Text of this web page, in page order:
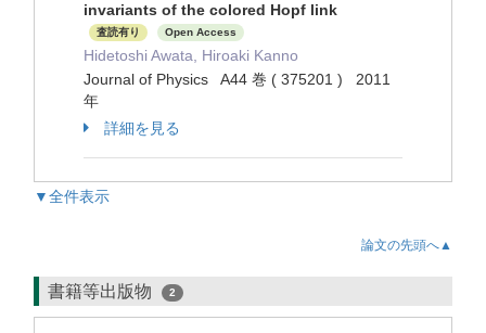
invariants of the colored Hopf link
査読有り Open Access
Hidetoshi Awata, Hiroaki Kanno
Journal of Physics A44 巻 ( 375201 ) 2011
年
詳細を見る
▼全件表示
論文の先頭へ▲
書籍等出版物 2